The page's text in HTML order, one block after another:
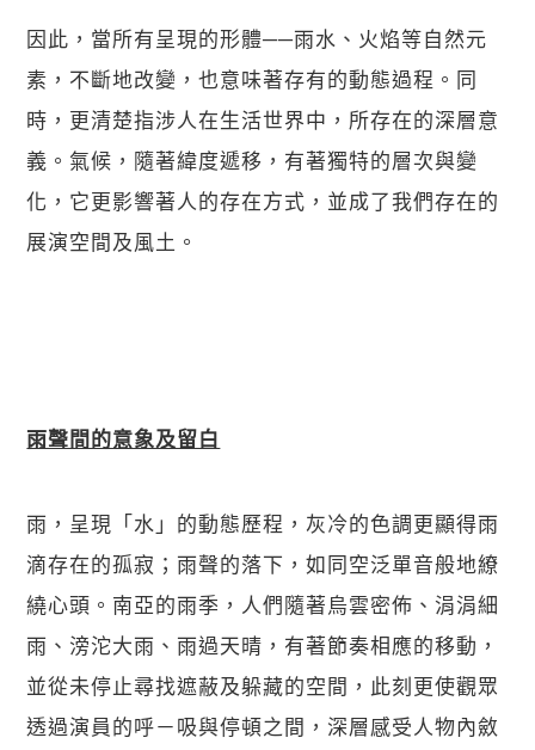
因此，當所有呈現的形體──雨水、火焰等自然元
素，不斷地改變，也意味著存有的動態過程。同
時，更清楚指涉人在生活世界中，所存在的深層意
義。氣候，隨著緯度遞移，有著獨特的層次與變
化，它更影響著人的存在方式，並成了我們存在的
展演空間及風土。
雨聲間的意象及留白
雨，呈現「水」的動態歷程，灰冷的色調更顯得雨
滴存在的孤寂；雨聲的落下，如同空泛單音般地繚
繞心頭。南亞的雨季，人們隨著烏雲密佈、涓涓細
雨、滂沱大雨、雨過天晴，有著節奏相應的移動，
並從未停止尋找遮蔽及躲藏的空間，此刻更使觀眾
透過演員的呼－吸與停頓之間，深層感受人物內斂